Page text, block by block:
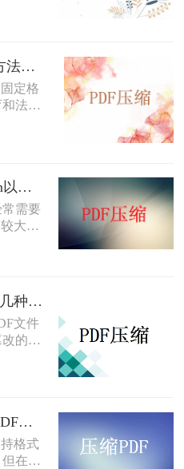
读
会占
点
和工
小，
如何压缩pdf文件？这4种方法不容错过！
定格
法律
的
会影
文将
帮助
量。
如何压缩pdf文件大小在2m以内？试试这四种压缩技巧！
需要
大的
会增
件需
。那
内
你将
更方
pdf如何压缩大小？试试这几种压缩方法!
文件
的特
内容
增
压缩
缩到
PDF如何压缩？分享几个PDF压缩技巧！
格式
在传